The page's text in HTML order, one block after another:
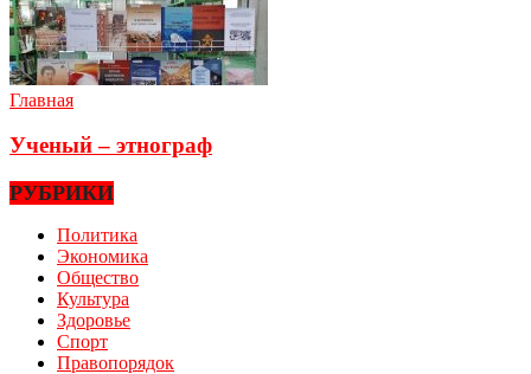
Главная
Ученый – этнограф
РУБРИКИ
Политика
Экономика
Общество
Культура
Здоровье
Спорт
Правопорядок